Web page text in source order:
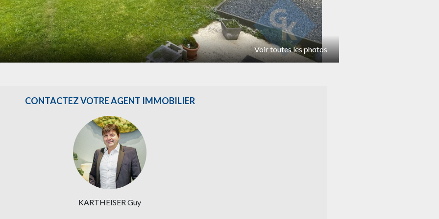
Voir toutes les photos
CONTACTEZ VOTRE AGENT IMMOBILIER
KARTHEISER Guy